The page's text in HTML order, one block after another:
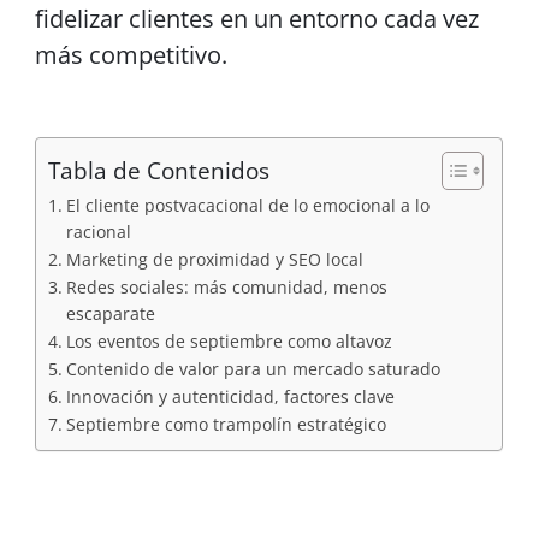
fidelizar clientes en un entorno cada vez
más competitivo.
Tabla de Contenidos
El cliente postvacacional de lo emocional a lo
racional
Marketing de proximidad y SEO local
Redes sociales: más comunidad, menos
escaparate
Los eventos de septiembre como altavoz
Contenido de valor para un mercado saturado
Innovación y autenticidad, factores clave
Septiembre como trampolín estratégico